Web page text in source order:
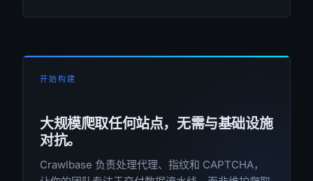
开始构建
大规模爬取任何站点，无需与基础设施
对抗。
Crawlbase 负责处理代理、指纹和 CAPTCHA，